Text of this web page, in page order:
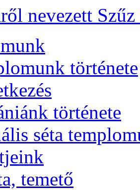
nevezett
története
története
séta
temető